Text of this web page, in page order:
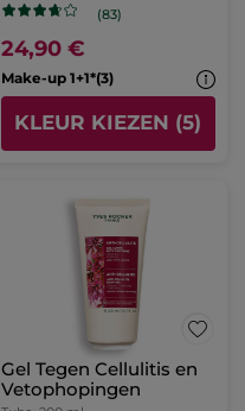
(83)
24,90 €
Make-up 1+1*(3)
KLEUR KIEZEN (5)
Gel Tegen Cellulitis en
Vetophopingen